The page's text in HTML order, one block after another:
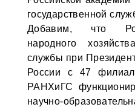
государственной
Добавим, что
народного
службы при
России с 47
РАНХиГС
научно-